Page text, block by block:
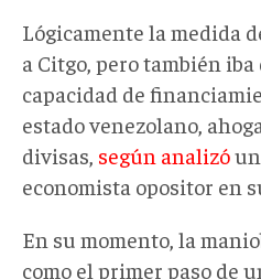
Lógicamente la medida
a Citgo, pero también
capacidad de
estado venezolano,
divisas, según analizó
economista opositor en
En su momento, la
como el primer paso de